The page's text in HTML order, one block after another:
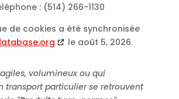
: (514) 266-1130
de cookies a été synchronisée
le août 5, 2026.
volumineux ou qui
transport particulier se retrouvent